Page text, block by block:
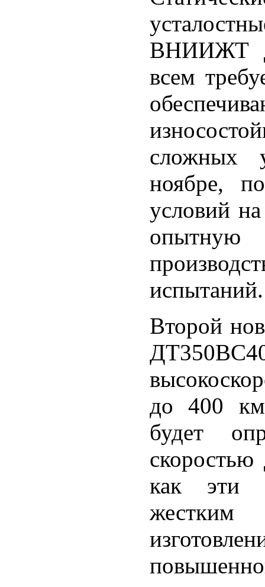
ВНИИЖТ
всем
сложных
ноябре,
условий
опытную
испытаний.
Второй
до 400
будет
как эти
жестким